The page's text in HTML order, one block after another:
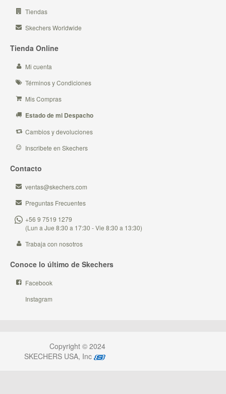
Tiendas
Skechers Worldwide
Tienda Online
Mi cuenta
Términos y Condiciones
Mis Compras
Estado de mi Despacho
Cambios y devoluciones
Inscribete en Skechers
Contacto
ventas@skechers.com
Preguntas Frecuentes
+56 9 7519 1279
(Lun a Jue 8:30 a 17:30 - Vie 8:30 a 13:30)
Trabaja con nosotros
Conoce lo último de Skechers
Facebook
Instagram
Copyright © 2024
SKECHERS USA, Inc